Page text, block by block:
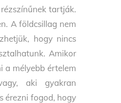
tartják.
A földcsillag nem
hogy nincs
Amikor
a mélyebb értelem
aki gyakran
érezni fogod, hogy